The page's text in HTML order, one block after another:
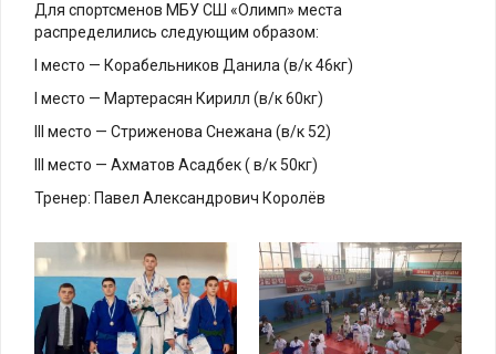
Для спортсменов МБУ СШ «Олимп» места
распределились следующим образом:
I место — Корабельников Данила (в/к 46кг)
I место — Мартерасян Кирилл (в/к 60кг)
III место — Стриженова Снежана (в/к 52)
III место — Ахматов Асадбек ( в/к 50кг)
Тренер: Павел Александрович Королёв